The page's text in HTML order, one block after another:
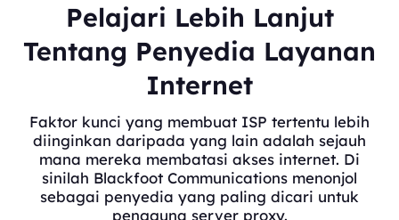
Pelajari Lebih Lanjut
Tentang Penyedia Layanan
Internet
Faktor kunci yang membuat ISP tertentu lebih
diinginkan daripada yang lain adalah sejauh
mana mereka membatasi akses internet. Di
sinilah Blackfoot Communications menonjol
sebagai penyedia yang paling dicari untuk
pengguna server proxy.